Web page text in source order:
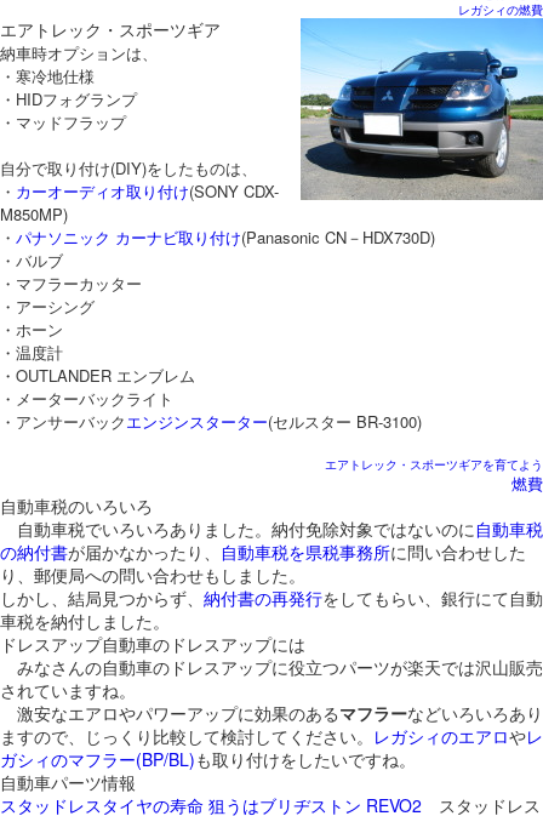
レガシィの燃費
エアトレック・スポーツギア
納車時オプションは、
・寒冷地仕様
・HIDフォグランプ
・マッドフラップ
自分で取り付け(DIY)をしたものは、
・ カーオーディオ取り付け(SONY CDX-
M850MP)
・ パナソニック カーナビ取り付け(Panasonic CN－HDX730D)
・バルブ
・マフラーカッター
・アーシング
・ホーン
・温度計
・OUTLANDER エンブレム
・メーターバックライト
・アンサーバックエンジンスターター(セルスター BR-3100)
エアトレック・スポーツギアを育てよう
燃費
自動車税のいろいろ
自動車税でいろいろありました。納付免除対象ではないのに 自動車税
の納付書が届かなかったり、 自動車税を県税事務所に問い合わせした
り、郵便局への問い合わせもしました。
しかし、結局見つからず、 納付書の再発行をしてもらい、銀行にて自動
車税を納付しました。
ドレスアップ自動車のドレスアップには
みなさんの自動車のドレスアップに役立つパーツが楽天では沢山販売
されていますね。
激安なエアロやパワーアップに効果のあるマフラーなどいろいろあり
ますので、じっくり比較して検討してください。 レガシィのエアロやレ
ガシィのマフラー(BP/BL)も取り付けをしたいですね。
自動車パーツ情報
スタッドレスタイヤの寿命 狙うはブリヂストン REVO2 スタッドレス